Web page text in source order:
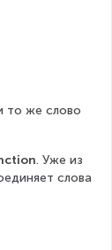
то же слово
. Уже из
слова